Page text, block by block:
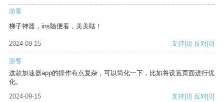
游客
梯子神器，ins随便看，美美哒！
2024-09-15 支持[0] 反对[0]
游客
这款加速器app的操作有点复杂，可以简化一下，比如将设置页面进行优
化。
2024-09-15
支持[0] 反对[0]